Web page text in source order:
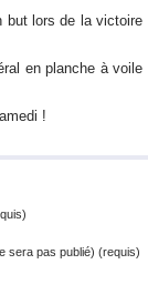
but lors de la victoire
en planche à voile
!
sera pas publié) (requis)